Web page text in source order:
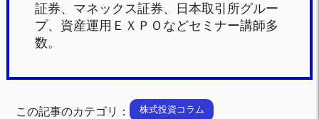
証券、マネックス証券、日本取引所グルー
プ、資産運用ＥＸＰＯなどセミナー講師多
数。
この記事のカテゴリ： 株式投資コラム